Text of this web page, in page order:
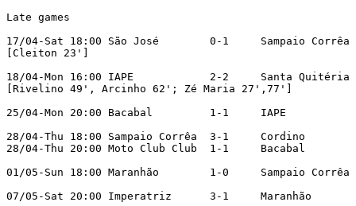
Late games
17/04-Sat 18:00	São José	0-1	Sampaio Corrêa
[Cleiton 23']
18/04-Mon 16:00	IAPE	        2-2	Santa Quitéria
[Rivelino 49', Arcinho 62'; Zé Maria 27',77']
25/04-Mon 20:00	Bacabal	        1-1	IAPE
28/04-Thu 18:00	Sampaio Corrêa	3-1	Cordino
28/04-Thu 20:00	Moto Club Club	1-1	Bacabal
01/05-Sun 18:00	Maranhão	1-0	Sampaio Corrêa
07/05-Sat 20:00	Imperatriz	3-1	Maranhão